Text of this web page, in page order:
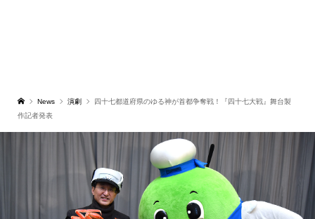
News 演劇
四十七都道府県のゆる神が首都争奪戦！『四十七大戦』舞台製
作記者発表